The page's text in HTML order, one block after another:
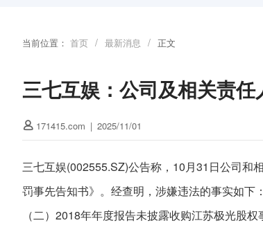
当前位置： 首页 / 最新消息 / 正文
三七互娱：公司及相关责
171415.com | 2025/11/01
三七互娱(002555.SZ)公告称，10月31日公司和
罚事先告知书》。经查明，涉嫌违法的事实如下
（二）2018年年度报告未披露收购江苏极光股